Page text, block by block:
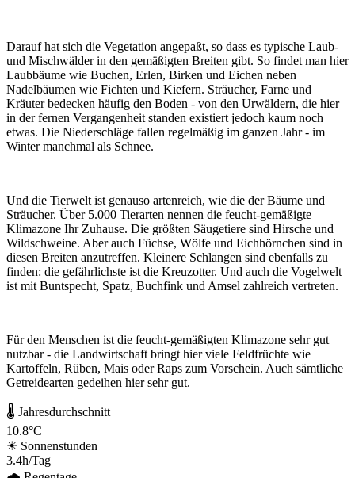
Darauf hat sich die Vegetation angepaßt, so dass es typische Laub-
und Mischwälder in den gemäßigten Breiten gibt. So findet man hier
Laubbäume wie Buchen, Erlen, Birken und Eichen neben
Nadelbäumen wie Fichten und Kiefern. Sträucher, Farne und
Kräuter bedecken häufig den Boden - von den Urwäldern, die hier
in der fernen Vergangenheit standen existiert jedoch kaum noch
etwas. Die Niederschläge fallen regelmäßig im ganzen Jahr - im
Winter manchmal als Schnee.
Und die Tierwelt ist genauso artenreich, wie die der Bäume und
Sträucher. Über 5.000 Tierarten nennen die feucht-gemäßigte
Klimazone Ihr Zuhause. Die größten Säugetiere sind Hirsche und
Wildschweine. Aber auch Füchse, Wölfe und Eichhörnchen sind in
diesen Breiten anzutreffen. Kleinere Schlangen sind ebenfalls zu
finden: die gefährlichste ist die Kreuzotter. Und auch die Vogelwelt
ist mit Buntspecht, Spatz, Buchfink und Amsel zahlreich vertreten.
Für den Menschen ist die feucht-gemäßigten Klimazone sehr gut
nutzbar - die Landwirtschaft bringt hier viele Feldfrüchte wie
Kartoffeln, Rüben, Mais oder Raps zum Vorschein. Auch sämtliche
Getreidearten gedeihen hier sehr gut.
🌡 Jahresdurchschnitt
10.8°C
☀ Sonnenstunden
3.4h/Tag